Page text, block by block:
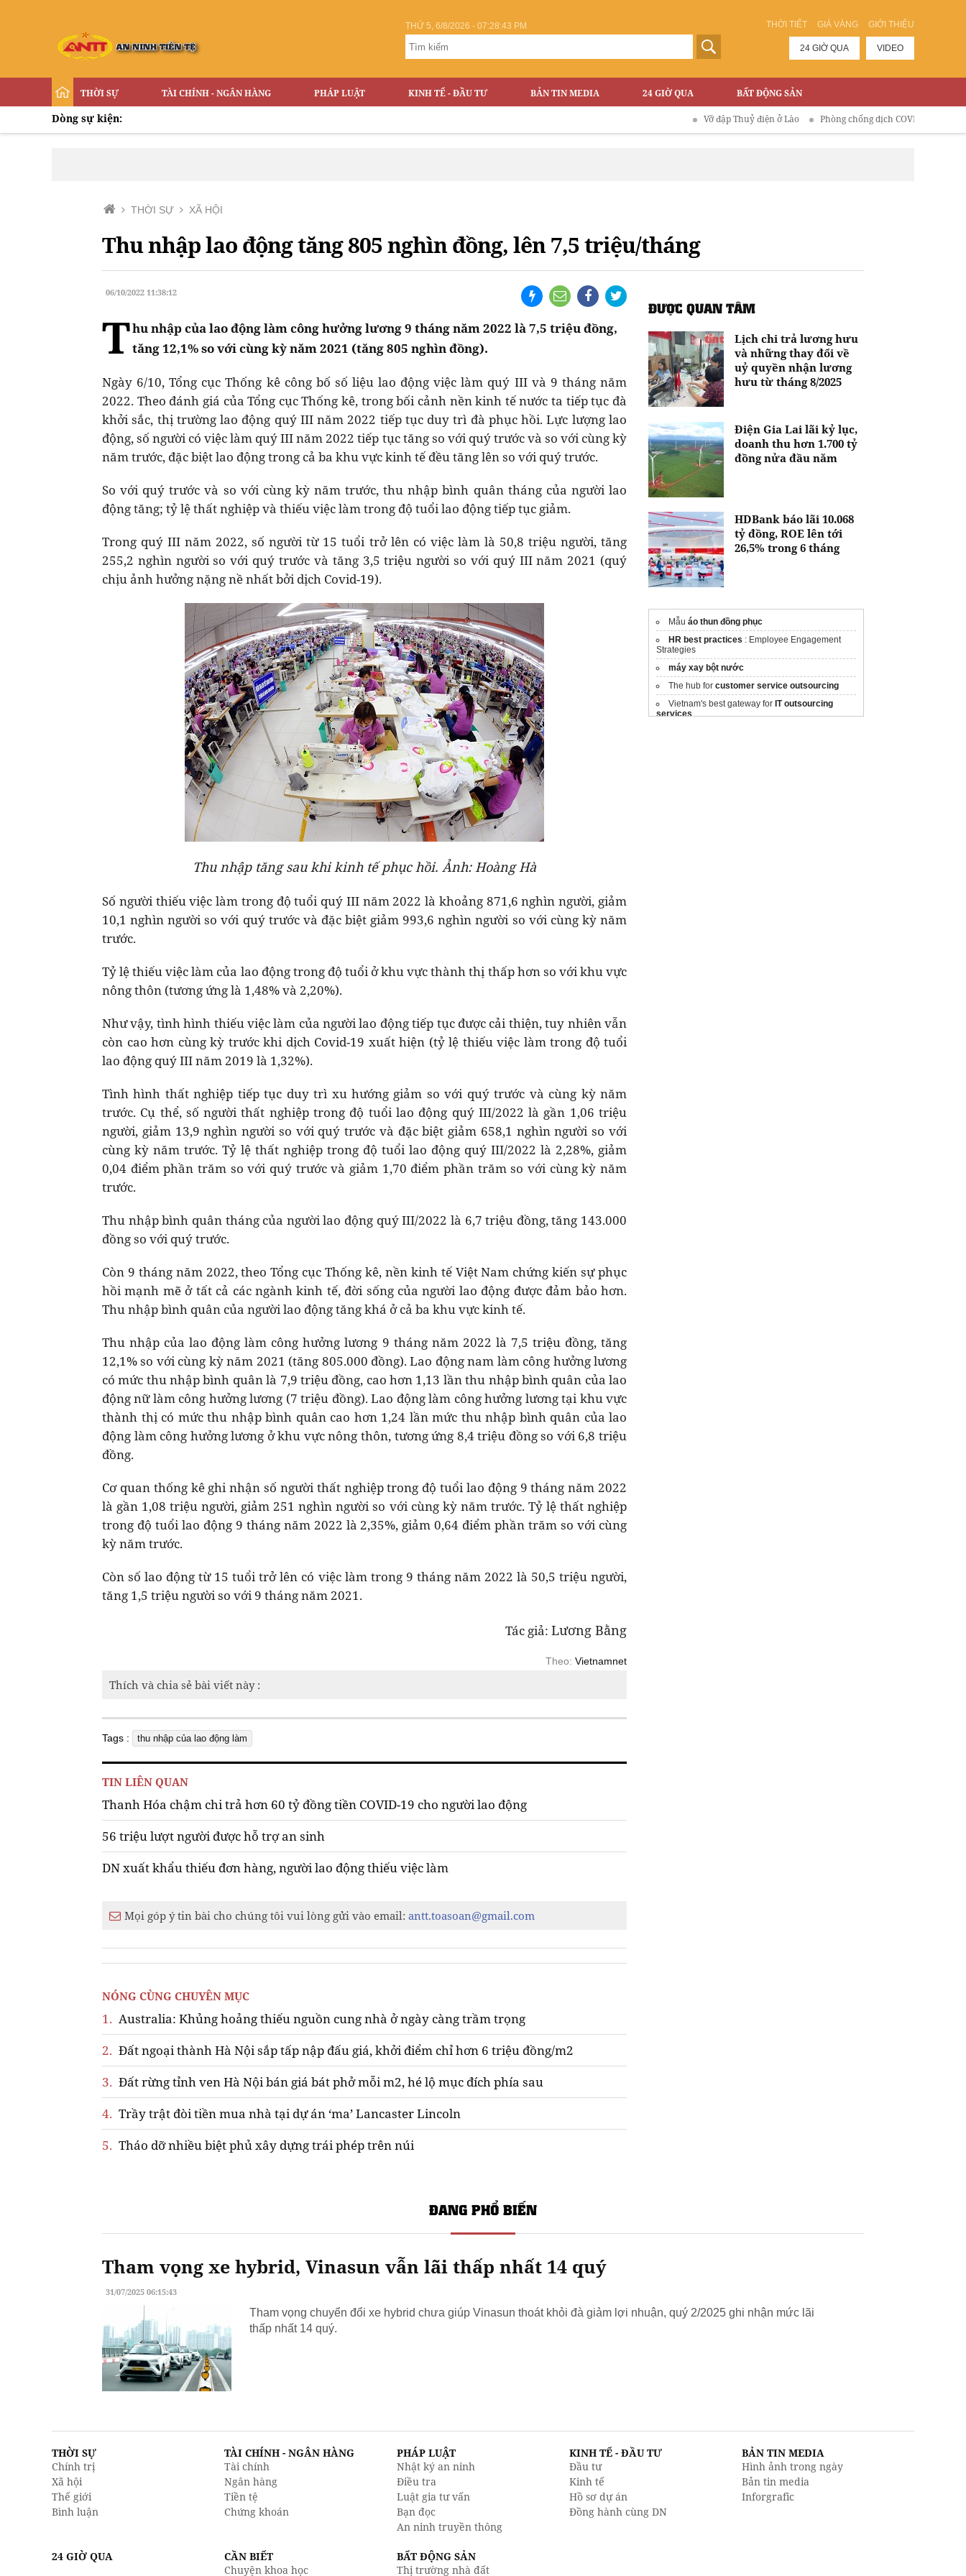
THỜI TIẾT GIÁ VÀNG GIỚI THIỆU
THỨ 5, 6/8/2026 - 07:28:44 PM
24 GIỜ QUA VIDEO
THỜI SỰ TÀI CHÍNH - NGÂN HÀNG PHÁP LUẬT KINH TẾ - ĐẦU TƯ BẢN TIN MEDIA 24 GIỜ QUA BẤT ĐỘNG SẢN
Dòng sự kiện: Vỡ đập Thuỷ điện ở Lào Phòng chống dịch COVID-19
THỜI SỰ XÃ HỘI
Thu nhập lao động tăng 805 nghìn đồng, lên 7,5 triệu/tháng
06/10/2022 11:38:12
Thu nhập của lao động làm công hưởng lương 9 tháng năm 2022 là 7,5 triệu đồng,
tăng 12,1% so với cùng kỳ năm 2021 (tăng 805 nghìn đồng).
Ngày 6/10, Tổng cục Thống kê công bố số liệu lao động việc làm quý III và 9 tháng năm
2022. Theo đánh giá của Tổng cục Thống kê, trong bối cảnh nền kinh tế nước ta tiếp tục đà
khởi sắc, thị trường lao động quý III năm 2022 tiếp tục duy trì đà phục hồi. Lực lượng lao
động, số người có việc làm quý III năm 2022 tiếp tục tăng so với quý trước và so với cùng kỳ
năm trước, đặc biệt lao động trong cả ba khu vực kinh tế đều tăng lên so với quý trước.
So với quý trước và so với cùng kỳ năm trước, thu nhập bình quân tháng của người lao
động tăng; tỷ lệ thất nghiệp và thiếu việc làm trong độ tuổi lao động tiếp tục giảm.
Trong quý III năm 2022, số người từ 15 tuổi trở lên có việc làm là 50,8 triệu người, tăng
255,2 nghìn người so với quý trước và tăng 3,5 triệu người so với quý III năm 2021 (quý
chịu ảnh hưởng nặng nề nhất bởi dịch Covid-19).
Thu nhập tăng sau khi kinh tế phục hồi. Ảnh: Hoàng Hà
Số người thiếu việc làm trong độ tuổi quý III năm 2022 là khoảng 871,6 nghìn người, giảm
10,1 nghìn người so với quý trước và đặc biệt giảm 993,6 nghìn người so với cùng kỳ năm
trước.
Tỷ lệ thiếu việc làm của lao động trong độ tuổi ở khu vực thành thị thấp hơn so với khu vực
nông thôn (tương ứng là 1,48% và 2,20%).
Như vậy, tình hình thiếu việc làm của người lao động tiếp tục được cải thiện, tuy nhiên vẫn
còn cao hơn cùng kỳ trước khi dịch Covid-19 xuất hiện (tỷ lệ thiếu việc làm trong độ tuổi
lao động quý III năm 2019 là 1,32%).
Tình hình thất nghiệp tiếp tục duy trì xu hướng giảm so với quý trước và cùng kỳ năm
trước. Cụ thể, số người thất nghiệp trong độ tuổi lao động quý III/2022 là gần 1,06 triệu
người, giảm 13,9 nghìn người so với quý trước và đặc biệt giảm 658,1 nghìn người so với
cùng kỳ năm trước. Tỷ lệ thất nghiệp trong độ tuổi lao động quý III/2022 là 2,28%, giảm
0,04 điểm phần trăm so với quý trước và giảm 1,70 điểm phần trăm so với cùng kỳ năm
trước.
Thu nhập bình quân tháng của người lao động quý III/2022 là 6,7 triệu đồng, tăng 143.000
đồng so với quý trước.
Còn 9 tháng năm 2022, theo Tổng cục Thống kê, nền kinh tế Việt Nam chứng kiến sự phục
hồi mạnh mẽ ở tất cả các ngành kinh tế, đời sống của người lao động được đảm bảo hơn.
Thu nhập bình quân của người lao động tăng khá ở cả ba khu vực kinh tế.
Thu nhập của lao động làm công hưởng lương 9 tháng năm 2022 là 7,5 triệu đồng, tăng
12,1% so với cùng kỳ năm 2021 (tăng 805.000 đồng). Lao động nam làm công hưởng lương
có mức thu nhập bình quân là 7,9 triệu đồng, cao hơn 1,13 lần thu nhập bình quân của lao
động nữ làm công hưởng lương (7 triệu đồng). Lao động làm công hưởng lương tại khu vực
thành thị có mức thu nhập bình quân cao hơn 1,24 lần mức thu nhập bình quân của lao
động làm công hưởng lương ở khu vực nông thôn, tương ứng 8,4 triệu đồng so với 6,8 triệu
đồng.
Cơ quan thống kê ghi nhận số người thất nghiệp trong độ tuổi lao động 9 tháng năm 2022
là gần 1,08 triệu người, giảm 251 nghìn người so với cùng kỳ năm trước. Tỷ lệ thất nghiệp
trong độ tuổi lao động 9 tháng năm 2022 là 2,35%, giảm 0,64 điểm phần trăm so với cùng
kỳ năm trước.
Còn số lao động từ 15 tuổi trở lên có việc làm trong 9 tháng năm 2022 là 50,5 triệu người,
tăng 1,5 triệu người so với 9 tháng năm 2021.
Tác giả: Lương Bằng
Theo: Vietnamnet
Thích và chia sẻ bài viết này :
Tags : thu nhập của lao động làm
TIN LIÊN QUAN
Thanh Hóa chậm chi trả hơn 60 tỷ đồng tiền COVID-19 cho người lao động
56 triệu lượt người được hỗ trợ an sinh
DN xuất khẩu thiếu đơn hàng, người lao động thiếu việc làm
Mọi góp ý tin bài cho chúng tôi vui lòng gửi vào email: antt.toasoan@gmail.com
NÓNG CÙNG CHUYÊN MỤC
1. Australia: Khủng hoảng thiếu nguồn cung nhà ở ngày càng trầm trọng
2. Đất ngoại thành Hà Nội sắp tấp nập đấu giá, khởi điểm chỉ hơn 6 triệu đồng/m2
3. Đất rừng tỉnh ven Hà Nội bán giá bát phở mỗi m2, hé lộ mục đích phía sau
4. Trầy trật đòi tiền mua nhà tại dự án ‘ma’ Lancaster Lincoln
5. Tháo dỡ nhiều biệt phủ xây dựng trái phép trên núi
ĐƯỢC QUAN TÂM
Lịch chi trả lương hưu
và những thay đổi về
uỷ quyền nhận lương
hưu từ tháng 8/2025
Điện Gia Lai lãi kỷ lục,
doanh thu hơn 1.700 tỷ
đồng nửa đầu năm
HDBank báo lãi 10.068
tỷ đồng, ROE lên tới
26,5% trong 6 tháng
Mẫu áo thun đồng phục
HR best practices : Employee Engagement
Strategies
máy xay bột nước
The hub for customer service outsourcing
Vietnam's best gateway for IT outsourcing
services
ĐANG PHỔ BIẾN
Tham vọng xe hybrid, Vinasun vẫn lãi thấp nhất 14 quý
31/07/2025 06:15:43
Tham vọng chuyển đổi xe hybrid chưa giúp Vinasun thoát khỏi đà giảm lợi nhuận, quý 2/2025 ghi nhận mức lãi
thấp nhất 14 quý.
THỜI SỰ
Chính trị
Xã hội
Thế giới
Bình luận
TÀI CHÍNH - NGÂN HÀNG
Tài chính
Ngân hàng
Tiền tệ
Chứng khoán
PHÁP LUẬT
Nhật ký an ninh
Điều tra
Luật gia tư vấn
Bạn đọc
An ninh truyền thông
KINH TẾ - ĐẦU TƯ
Đầu tư
Kinh tế
Hồ sơ dự án
Đồng hành cùng DN
BẢN TIN MEDIA
Hình ảnh trong ngày
Bản tin media
Inforgrafic
24 GIỜ QUA
CẦN BIẾT
Chuyện khoa học
BẤT ĐỘNG SẢN
Thị trường nhà đất